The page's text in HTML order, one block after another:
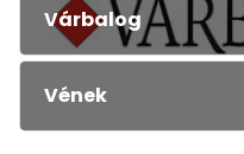
Várbalog
Vének